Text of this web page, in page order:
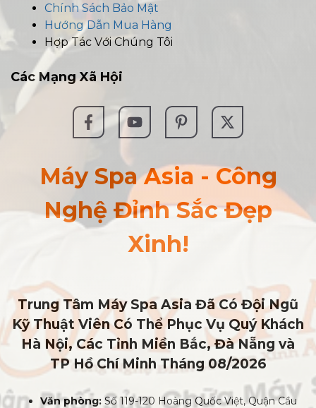
Chính Sách Bảo Mật
Hướng Dẫn Mua Hàng
Hợp Tác Với Chúng Tôi
Các Mạng Xã Hội
Máy Spa Asia - Công
Nghệ Đỉnh Sắc Đẹp
Xinh!
Trung Tâm Máy Spa Asia Đã Có Đội Ngũ
Kỹ Thuật Viên Có Thể Phục Vụ Quý Khách
Hà Nội, Các Tỉnh Miền Bắc, Đà Nẵng và
TP Hồ Chí Minh Tháng 08/2026
Văn phòng: Số 119-120 Hoàng Quốc Việt, Quận Cầu